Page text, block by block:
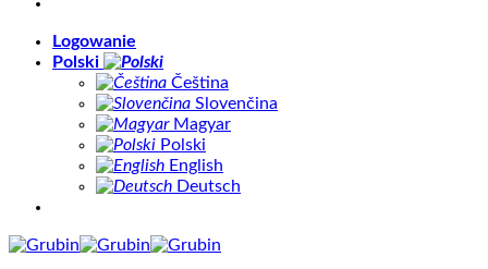
Logowanie
Polski
Čeština
Slovenčina
Magyar
Polski
English
Deutsch